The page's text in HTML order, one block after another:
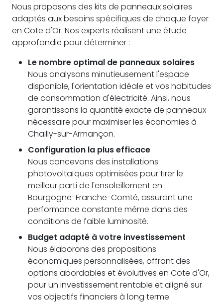
Nous proposons des kits de panneaux solaires
adaptés aux besoins spécifiques de chaque foyer
en Cote d'Or. Nos experts réalisent une étude
approfondie pour déterminer :
Le nombre optimal de panneaux solaires
Nous analysons minutieusement l'espace
disponible, l'orientation idéale et vos habitudes
de consommation d'électricité. Ainsi, nous
garantissons la quantité exacte de panneaux
nécessaire pour maximiser les économies à
Chailly-sur-Armançon.
Configuration la plus efficace
Nous concevons des installations
photovoltaïques optimisées pour tirer le
meilleur parti de l'ensoleillement en
Bourgogne-Franche-Comté, assurant une
performance constante même dans des
conditions de faible luminosité.
Budget adapté à votre investissement
Nous élaborons des propositions
économiques personnalisées, offrant des
options abordables et évolutives en Cote d'Or,
pour un investissement rentable et aligné sur
vos objectifs financiers à long terme.